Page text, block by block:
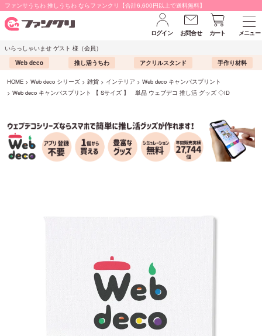
ファンサうちわ 推しうちわ ならファンクリ【合計6,600円以上で送料無料】
ログイン お問合せ カート
メニュー
いらっしゃいませ ゲスト 様（会員）
Web deco
推し活うちわ アクリルスタンド 手作り材料
HOME Web deco シリーズ 雑貨 インテリア
Web deco キャンバスプリント
Web deco キャンバスプリント 【 Sサイズ 】 単品 ウェブデコ 推し活 グッズ ◇ID